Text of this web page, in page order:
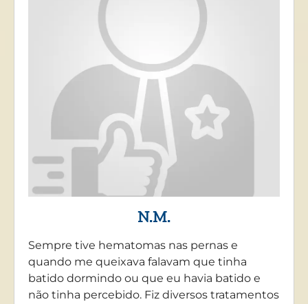
N.M.
Sempre tive hematomas nas pernas e
quando me queixava falavam que tinha
batido dormindo ou que eu havia batido e
não tinha percebido. Fiz diversos tratamentos